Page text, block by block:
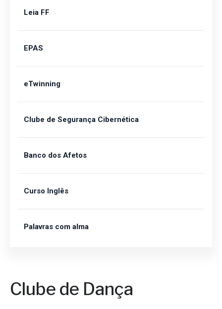
Clube de Dança
Leia FF
EPAS
eTwinning
Clube de Segurança Cibernética
Banco dos Afetos
Curso Inglês
Palavras com alma